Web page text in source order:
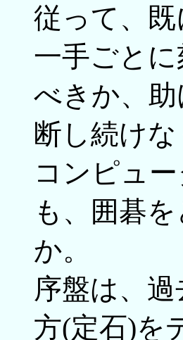
従って、
一手ごと
べきか、
断し続け
コンピュ
も、囲碁
か。
序盤は、
方(定石)を